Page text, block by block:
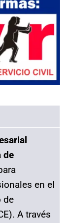
de
en el
de
A través